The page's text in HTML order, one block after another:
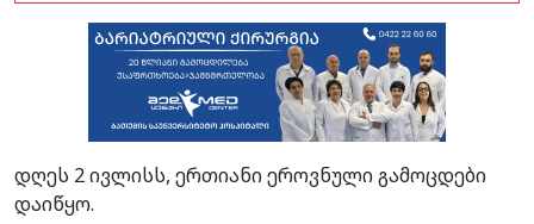
დღეს 2 ივლისს, ერთიანი ეროვნული გამოცდები
დაიწყო.